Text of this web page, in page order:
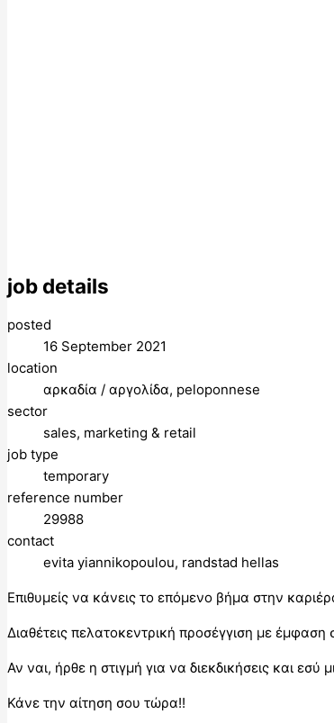
job details
posted
16 September 2021
location
αρκαδία / αργολίδα, peloponnese
sector
sales, marketing & retail
job type
temporary
reference number
29988
contact
evita yiannikopoulou, randstad hellas
Επιθυμείς να κάνεις το επόμενο βήμα στην
Διαθέτεις πελατοκεντρική προσέγγιση με
Αν ναι, ήρθε η στιγμή για να διεκδικήσεις και
Κάνε την αίτηση σου τώρα!!